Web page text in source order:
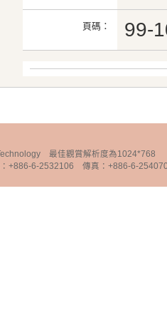
頁碼： 99-
最佳觀賞解析度為1024*768
+886-6-2532106 傳真：+886-6-